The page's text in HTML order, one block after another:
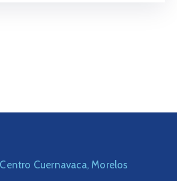
Cuernavaca, Morelos